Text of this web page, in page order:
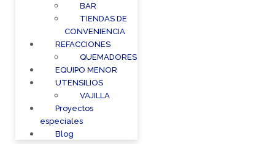
BAR
TIENDAS DE
CONVENIENCIA
REFACCIONES
QUEMADORES
EQUIPO MENOR
UTENSILIOS
VAJILLA
Proyectos
especiales
Blog